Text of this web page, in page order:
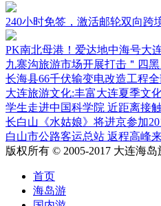
240小时免签，激活邮轮双向跨
PK南北母港！爱达地中海号大
九寨沟旅游市场开展打击＂四
长海县66千伏输变电改造工程
大连旅游文化:丰富大连夏季文
学生走进中国科学院 近距离接
长白山《水姑娘》将进京参加
白山市公路客运总站 返程高峰
版权所有 © 2005-2017 大连海岛
首页
海岛游